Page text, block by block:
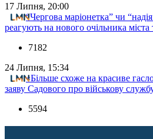
17 Липня, 20:00
“Чергова маріонетка” чи
реагують на нового очільника міста
7182
24 Липня, 15:34
«Більше схоже на красиве
заяву Садового про військову
5594